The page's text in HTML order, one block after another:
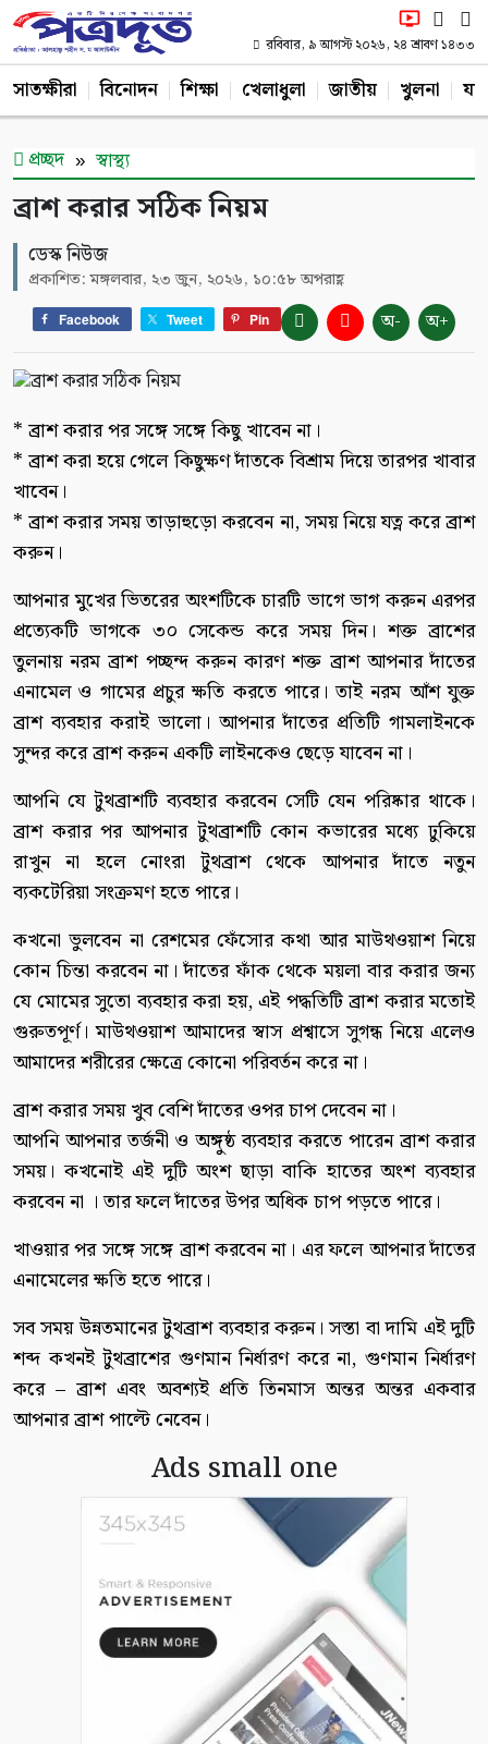
রবিবার, ৯ আগস্ট ২০২৬, ২৪ শ্রাবণ ১৪৩৩
সাতক্ষীরা বিনোদন শিক্ষা খেলাধুলা জাতীয় খুলনা
প্রচ্ছদ স্বাস্থ্য
ব্রাশ করার সঠিক নিয়ম
ডেস্ক নিউজ
প্রকাশিত: মঙ্গলবার, ২৩ জুন, ২০২৬, ১০:৫৮ অপরাহ্ণ
Facebook Tweet Pin অ- অ+
* ব্রাশ করার পর সঙ্গে সঙ্গে কিছু খাবেন না।
* ব্রাশ করা হয়ে গেলে কিছুক্ষণ দাঁতকে বিশ্রাম দিয়ে তারপর খাবার
খাবেন।
* ব্রাশ করার সময় তাড়াহুড়ো করবেন না, সময় নিয়ে যত্ন করে ব্রাশ
করুন।
আপনার মুখের ভিতরের অংশটিকে চারটি ভাগে ভাগ করুন এরপর
প্রত্যেকটি ভাগকে ৩০ সেকেন্ড করে সময় দিন। শক্ত ব্রাশের
তুলনায় নরম ব্রাশ পচ্ছন্দ করুন কারণ শক্ত ব্রাশ আপনার দাঁতের
এনামেল ও গামের প্রচুর ক্ষতি করতে পারে। তাই নরম আঁশ যুক্ত
ব্রাশ ব্যবহার করাই ভালো। আপনার দাঁতের প্রতিটি গামলাইনকে
সুন্দর করে ব্রাশ করুন একটি লাইনকেও ছেড়ে যাবেন না।
আপনি যে টুথব্রাশটি ব্যবহার করবেন সেটি যেন পরিষ্কার থাকে।
ব্রাশ করার পর আপনার টুথব্রাশটি কোন কভারের মধ্যে ঢুকিয়ে
রাখুন না হলে নোংরা টুথব্রাশ থেকে আপনার দাঁতে নতুন
ব্যকটেরিয়া সংক্রমণ হতে পারে।
কখনো ভুলবেন না রেশমের ফেঁসোর কথা আর মাউথওয়াশ নিয়ে
কোন চিন্তা করবেন না। দাঁতের ফাঁক থেকে ময়লা বার করার জন্য
যে মোমের সুতো ব্যবহার করা হয়, এই পদ্ধতিটি ব্রাশ করার মতোই
গুরুতপূর্ণ। মাউথওয়াশ আমাদের স্বাস প্রশ্বাসে সুগন্ধ নিয়ে এলেও
আমাদের শরীরের ক্ষেত্রে কোনো পরিবর্তন করে না।
ব্রাশ করার সময় খুব বেশি দাঁতের ওপর চাপ দেবেন না।
আপনি আপনার তর্জনী ও অঙ্গুষ্ঠ ব্যবহার করতে পারেন ব্রাশ করার
সময়। কখনোই এই দুটি অংশ ছাড়া বাকি হাতের অংশ ব্যবহার
করবেন না । তার ফলে দাঁতের উপর অধিক চাপ পড়তে পারে।
খাওয়ার পর সঙ্গে সঙ্গে ব্রাশ করবেন না। এর ফলে আপনার দাঁতের
এনামেলের ক্ষতি হতে পারে।
সব সময় উন্নতমানের টুথব্রাশ ব্যবহার করুন। সস্তা বা দামি এই দুটি
শব্দ কখনই টুথব্রাশের গুণমান নির্ধারণ করে না, গুণমান নির্ধারণ
করে – ব্রাশ এবং অবশ্যই প্রতি তিনমাস অন্তর অন্তর একবার
আপনার ব্রাশ পাল্টে নেবেন।
Ads small one